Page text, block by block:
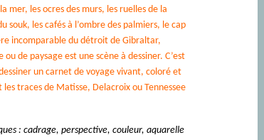
mer, les ocres des murs, les ruelles de la
souk, les cafés à l’ombre des palmiers, le cap
incomparable du détroit de Gibraltar,
ou de paysage est une scène à dessiner. C’est
un carnet de voyage vivant, coloré et
les traces de Matisse, Delacroix ou Tennessee
: cadrage, perspective, couleur, aquarelle